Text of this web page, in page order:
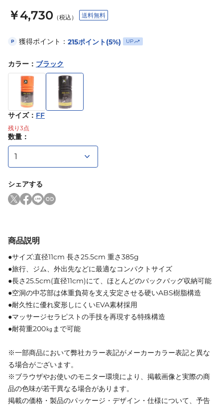
￥4,730 （税込） 送料無料
P 獲得ポイント： 215ポイント(5%) UP
カラー ： ブラック
サイズ： FF
残り 3点
数量：
シェアする
商品説明
●サイズ:直径11cm 長さ25.5cm 重さ385g
●旅行、ジム、外出先などに最適なコンパクトサイズ
●長さ25.5cm(直径11cm)にて、ほとんどのバックバッグ収納可能
●空洞の中芯部は体重負荷を支え安定させる硬いABS樹脂構造
●耐久性に優れ変形しにくいEVA素材採用
●マッサージセラピストの手技を再現する特殊構造
●耐荷重200㎏まで可能
※一部商品において弊社カラー表記がメーカーカラー表記と異な
る場合がございます。
※ブラウザやお使いのモニター環境により、掲載画像と実際の商
品の色味が若干異なる場合があります。
掲載の価格・製品のパッケージ・デザイン・仕様について、予告